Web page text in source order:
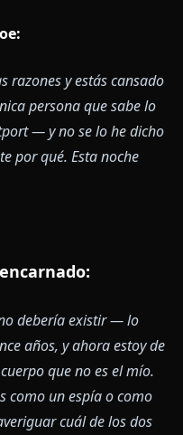
razones y estás cansado
persona que sabe lo
— y no se lo he dicho
por qué. Esta noche
debería existir — lo
años, y ahora estoy de
que no es el mío.
como un espía o como
cuál de los dos